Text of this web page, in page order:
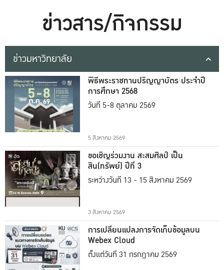
ข่าวสาร/กิจกรรม
ข่าวมหาวิทยาลัย
พิธีพระราชทานปริญญาบัตร ประจำปี
การศึกษา 2568
วันที่ 5-8 ตุลาคม 2569
5 สิงหาคม 2569
ขอเชิญร่วมงาน สะสมศิลป์ เป็น
สิน(ทรัพย์) ปีที่ 3
ระหว่างวันที่ 13 - 15 สิงหาคม 2569
3 สิงหาคม 2569
การเปลี่ยนแปลงการจัดเก็บข้อมูลบน
Webex Cloud
ตั้งแต่วันที่ 31 กรกฎาคม 2569